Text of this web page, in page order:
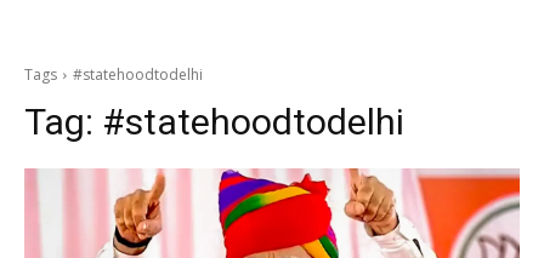
Tags #statehoodtodelhi
Tag: #statehoodtodelhi